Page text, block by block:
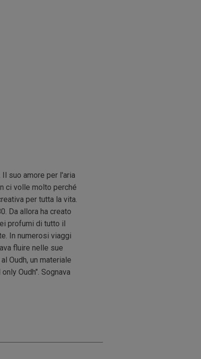
suo amore per l'aria
ci volle molto perché
per tutta la vita.
Da allora ha creato
profumi di tutto il
In numerosi viaggi
fluire nelle sue
Oudh, un materiale
Oudh". Sognava